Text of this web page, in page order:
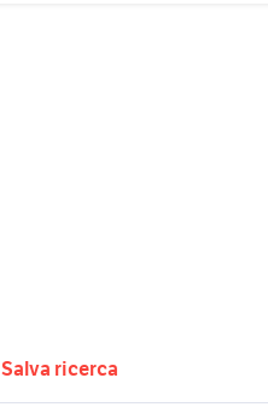
Salva ricerca